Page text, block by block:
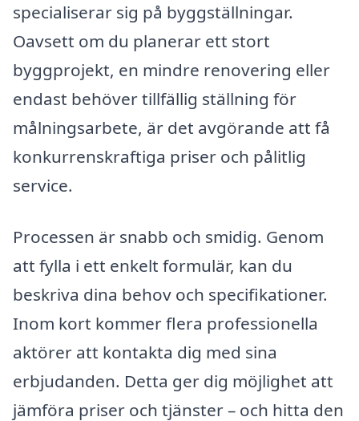
specialiserar sig på byggställningar.
Oavsett om du planerar ett stort
byggprojekt, en mindre renovering eller
endast behöver tillfällig ställning för
målningsarbete, är det avgörande att få
konkurrenskraftiga priser och pålitlig
service.
Processen är snabb och smidig. Genom
att fylla i ett enkelt formulär, kan du
beskriva dina behov och specifikationer.
Inom kort kommer flera professionella
aktörer att kontakta dig med sina
erbjudanden. Detta ger dig möjlighet att
jämföra priser och tjänster – och hitta den